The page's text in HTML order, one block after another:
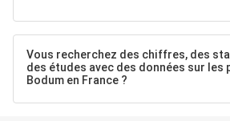
Vous recherchez des chiffres, des
des études avec des données sur les
Bodum en France ?